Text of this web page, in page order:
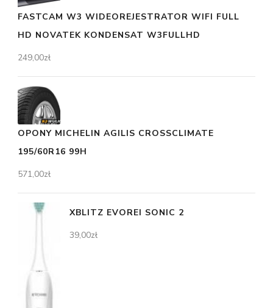
FASTCAM W3 WIDEOREJESTRATOR WIFI FULL
HD NOVATEK KONDENSAT W3FULLHD
249,00zł
OPONY MICHELIN AGILIS CROSSCLIMATE
195/60R16 99H
571,00zł
XBLITZ EVOREI SONIC 2
39,00zł